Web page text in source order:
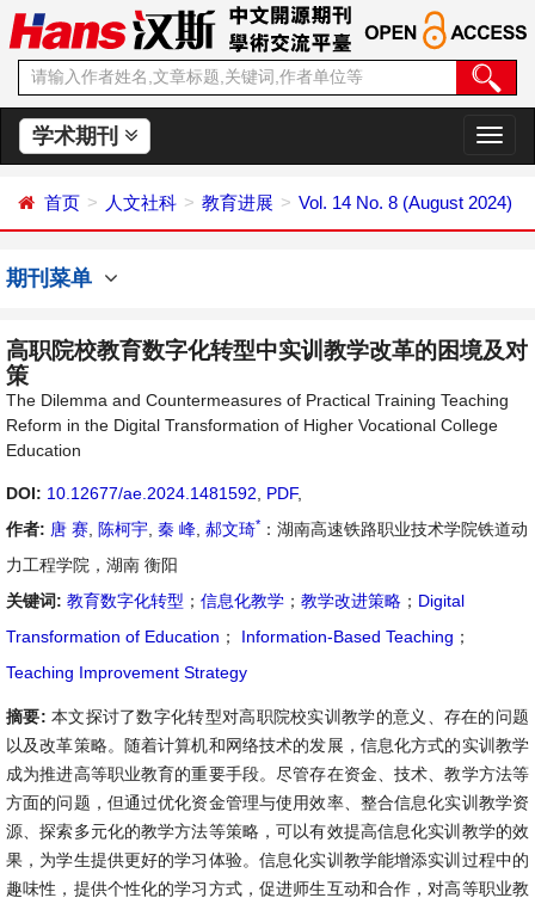
学术期刊
切
换
航
首页 人文社科 教育进展 Vol. 14 No. 8 (August 2024)
期刊菜单
高职院校教育数字化转型中实训教学改革的困境及对
策
The Dilemma and Countermeasures of Practical Training Teaching
Reform in the Digital Transformation of Higher Vocational College
Education
DOI: 10.12677/ae.2024.1481592 PDF,
作者: 唐 赛 陈柯宇 秦 峰 郝文琦* ：湖南高速铁路职业技术学院铁道动
力工程学院，湖南 衡阳
关键词: 教育数字化转型 ； 信息化教学 ； 教学改进策略 ； Digital
Transformation of Education ； Information-Based Teaching ；
Teaching Improvement Strategy
摘要: 本文探讨了数字化转型对高职院校实训教学的意义、存在的问题
以及改革策略。随着计算机和网络技术的发展，信息化方式的实训教学
成为推进高等职业教育的重要手段。尽管存在资金、技术、教学方法等
方面的问题，但通过优化资金管理与使用效率、整合信息化实训教学资
源、探索多元化的教学方法等策略，可以有效提高信息化实训教学的效
果，为学生提供更好的学习体验。信息化实训教学能增添实训过程中的
趣味性，提供个性化的学习方式，促进师生互动和合作，对高等职业教